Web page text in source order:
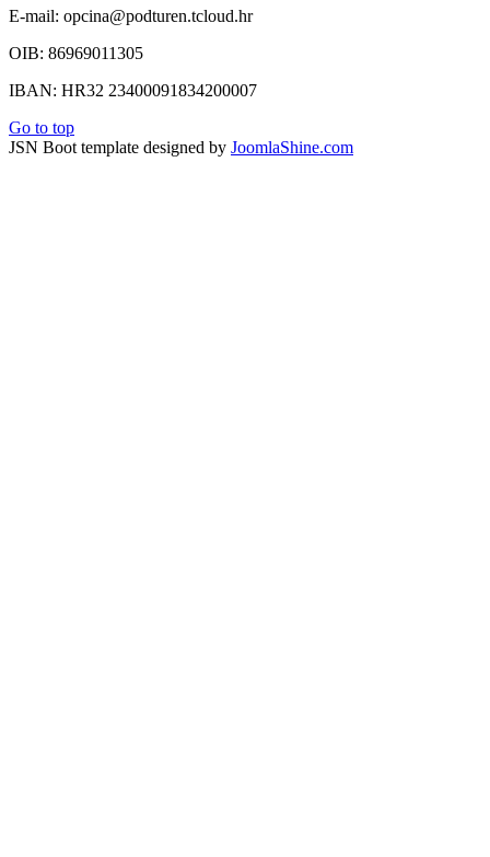
E-mail: opcina@podturen.tcloud.hr
OIB: 86969011305
IBAN: HR32 23400091834200007
Go to top
JSN Boot template designed by JoomlaShine.com